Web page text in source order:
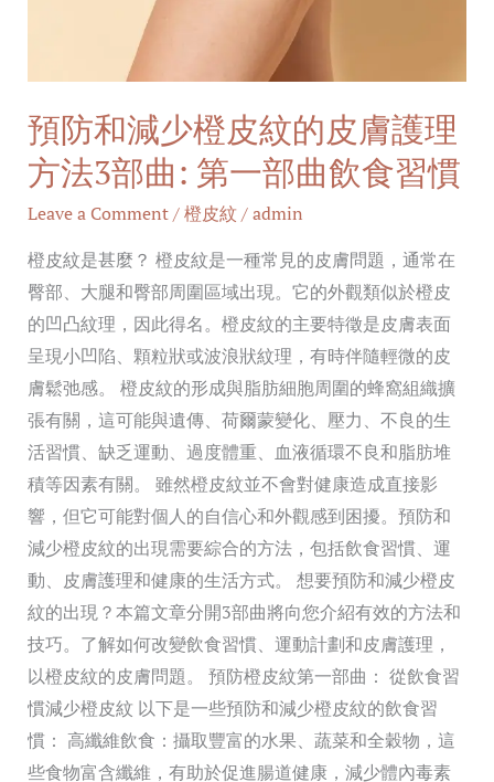
預防和減少橙皮紋的皮膚護理
方法3部曲: 第一部曲飲食習慣
Leave a Comment/橙皮紋/admin
橙皮紋是甚麼？ 橙皮紋是一種常見的皮膚問題，通常在
臀部、大腿和臀部周圍區域出現。它的外觀類似於橙皮
的凹凸紋理，因此得名。橙皮紋的主要特徵是皮膚表面
呈現小凹陷、顆粒狀或波浪狀紋理，有時伴隨輕微的皮
膚鬆弛感。 橙皮紋的形成與脂肪細胞周圍的蜂窩組織擴
張有關，這可能與遺傳、荷爾蒙變化、壓力、不良的生
活習慣、缺乏運動、過度體重、血液循環不良和脂肪堆
積等因素有關。 雖然橙皮紋並不會對健康造成直接影
響，但它可能對個人的自信心和外觀感到困擾。預防和
減少橙皮紋的出現需要綜合的方法，包括飲食習慣、運
動、皮膚護理和健康的生活方式。 想要預防和減少橙皮
紋的出現？本篇文章分開3部曲將向您介紹有效的方法和
技巧。了解如何改變飲食習慣、運動計劃和皮膚護理，
以橙皮紋的皮膚問題。 預防橙皮紋第一部曲： 從飲食習
慣減少橙皮紋 以下是一些預防和減少橙皮紋的飲食習
慣： 高纖維飲食：攝取豐富的水果、蔬菜和全穀物，這
些食物富含纖維，有助於促進腸道健康，減少體內毒素
膚
護
理
方
法
3
部
曲:
第
一
部
曲
飲
食
習
慣